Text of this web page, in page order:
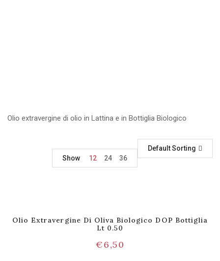
Olio extravergine di olio in Lattina e in Bottiglia Biologico
Default Sorting
Show
12 24 36
Olio Extravergine Di Oliva Biologico DOP Bottiglia
Lt 0.50
€6,50